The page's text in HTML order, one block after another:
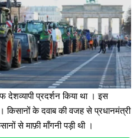
देशव्यापी प्रदर्शन किया था । इस
किसानों के दवाब की वजह से प्रधानमंत्री
से माफ़ी माँगनी पड़ी थी ।